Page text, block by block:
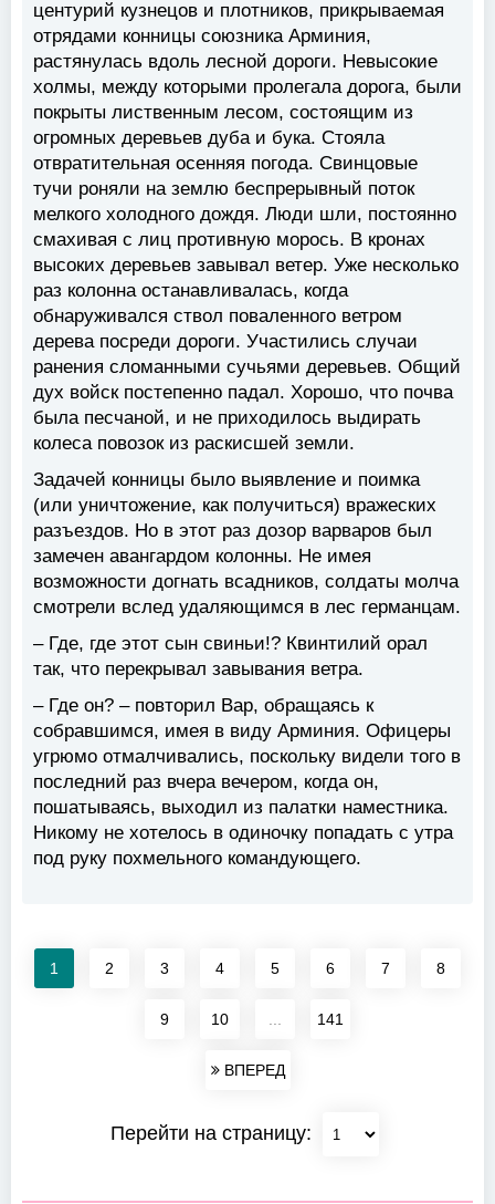
центурий кузнецов и плотников, прикрываемая
отрядами конницы союзника Арминия,
растянулась вдоль лесной дороги. Невысокие
холмы, между которыми пролегала дорога, были
покрыты лиственным лесом, состоящим из
огромных деревьев дуба и бука. Стояла
отвратительная осенняя погода. Свинцовые
тучи роняли на землю беспрерывный поток
мелкого холодного дождя. Люди шли, постоянно
смахивая с лиц противную морось. В кронах
высоких деревьев завывал ветер. Уже несколько
раз колонна останавливалась, когда
обнаруживался ствол поваленного ветром
дерева посреди дороги. Участились случаи
ранения сломанными сучьями деревьев. Общий
дух войск постепенно падал. Хорошо, что почва
была песчаной, и не приходилось выдирать
колеса повозок из раскисшей земли.
Задачей конницы было выявление и поимка
(или уничтожение, как получиться) вражеских
разъездов. Но в этот раз дозор варваров был
замечен авангардом колонны. Не имея
возможности догнать всадников, солдаты молча
смотрели вслед удаляющимся в лес германцам.
– Где, где этот сын свиньи!? Квинтилий орал
так, что перекрывал завывания ветра.
– Где он? – повторил Вар, обращаясь к
собравшимся, имея в виду Арминия. Офицеры
угрюмо отмалчивались, поскольку видели того в
последний раз вчера вечером, когда он,
пошатываясь, выходил из палатки наместника.
Никому не хотелось в одиночку попадать с утра
под руку похмельного командующего.
1 2 3 4 5 6 7 8
9 10 141
ВПЕРЕД
Перейти на страницу: